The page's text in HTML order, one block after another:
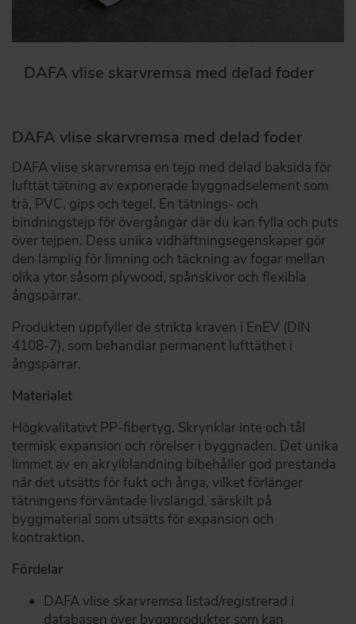
DAFA vlise skarvremsa med delad foder
DAFA vlise skarvremsa med delad foder
DAFA vlise skarvremsa en tejp med delad baksida för
lufttät tätning av exponerade byggnadselement som
trä, PVC, gips och tegel. En tätnings- och
bindningstejp för övergångar där du kan fylla och puts
över tejpen. Dess unika vidhäftningsegenskaper gör
den lämplig för limning och täckning av fogar mellan
olika ytor såsom plywood, spånskivor och flexibla
ångspärrar.
Produkten uppfyller de strikta kraven i EnEV (DIN
4108-7), som behandlar permanent lufttäthet i
ångspärrar.
Materialet
Högkvalitativt PP-fibertyg. Skrynklar inte och tål
termisk expansion och rörelser i byggnaden. Det unika
limmet av en akrylblandning bibehåller god prestanda
när det utsätts för fukt och ånga, vilket förlänger
tätningens förväntade livslängd, särskilt på
byggmaterial som utsätts för expansion och
kontraktion.
Fördelar
DAFA vlise skarvremsa listad/registrerad i
databasen över byggprodukter som kan